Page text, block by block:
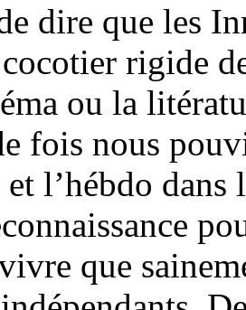
dire que les
rigide
ou la
fois nous
l’hébdo dans
que